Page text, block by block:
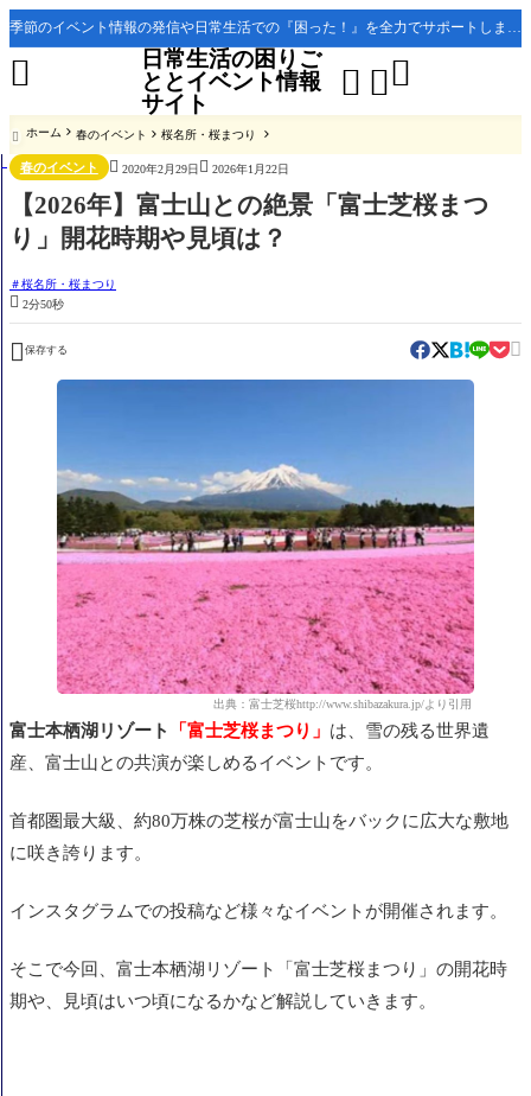
季節のイベント情報の発信や日常生活での『困った！』を全力でサポートします。
日常生活の困りご
ととイベント情報
サイト
 

 ホーム 春のイベント 桜名所・桜まつり
春のイベント  2020年2月29日  2026年1月22日
【2026年】富士山との絶景「富士芝桜まつ
り」開花時期や見頃は？
桜名所・桜まつり
 2分50秒
 保存する 
出典：富士芝桜http://www.shibazakura.jp/より引用
富士本栖湖リゾート 「富士芝桜まつり」 は、雪の残る世界遺
産、富士山との共演が楽しめるイベントです。
首都圏最大級、約80万株の芝桜が富士山をバックに広大な敷地
に咲き誇ります。
インスタグラムでの投稿など様々なイベントが開催されます。
そこで今回、富士本栖湖リゾート「富士芝桜まつり」の開花時
期や、見頃はいつ頃になるかなど解説していきます。